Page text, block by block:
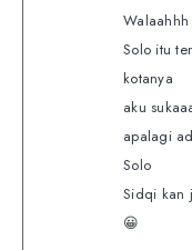
Solo itu
kotanya
aku
apalagi
Solo
Sidqi kan
😀